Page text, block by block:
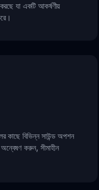
যা একটি আকর্ষণীয়
কাছে বিভিন্ন সাউন্ড অপশন
করুন, সীমাহীন